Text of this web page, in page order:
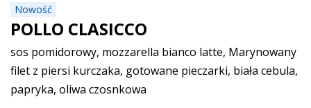
Nowość
POLLO CLASICCO
sos pomidorowy, mozzarella bianco latte, Marynowany
filet z piersi kurczaka, gotowane pieczarki, biała cebula,
papryka, oliwa czosnkowa